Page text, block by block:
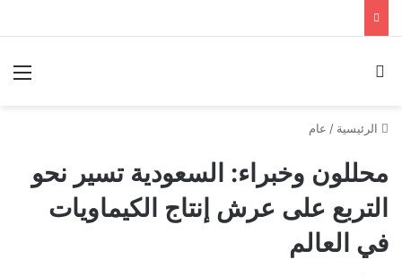
الرئيسية / عام
محللون وخبراء: السعودية تسير نحو
التربع على عرش إنتاج الكيماويات
في العالم